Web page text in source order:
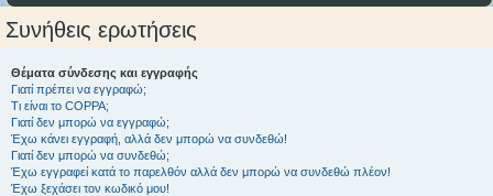
Συνήθεις ερωτήσεις
Θέματα σύνδεσης και εγγραφής
Γιατί πρέπει να εγγραφώ;
Τι είναι το COPPA;
Γιατί δεν μπορώ να εγγραφώ;
Έχω κάνει εγγραφή, αλλά δεν μπορώ να συνδεθώ!
Γιατί δεν μπορώ να συνδεθώ;
Έχω εγγραφεί κατά το παρελθόν αλλά δεν μπορώ να συνδεθώ πλέον!
Έχω ξεχάσει τον κωδικό μου!